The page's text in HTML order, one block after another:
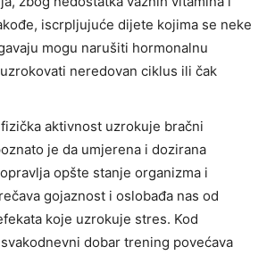
iscrpljujuće dijete kojima se neke
mogu narušiti hormonalnu
neredovan ciklus ili čak
aktivnost uzrokuje bračni
je da umjerena i dozirana
opšte stanje organizma i
gojaznost i oslobađa nas od
koje uzrokuje stres. Kod
dobar trening povećava